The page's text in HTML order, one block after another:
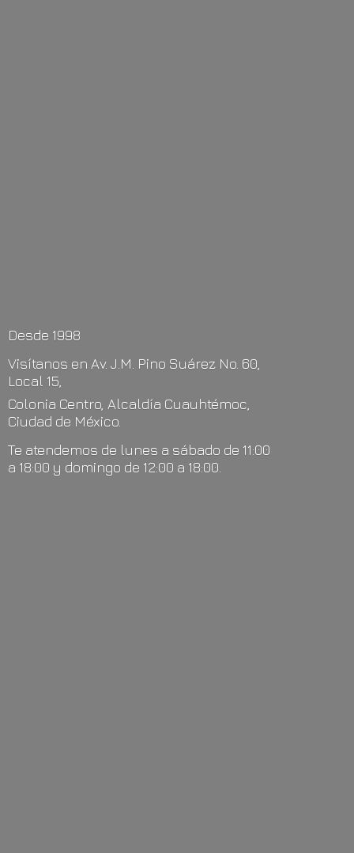
Desde 1998
Visítanos en Av. J.M. Pino Suárez No. 60,
Local 15,
Colonia Centro, Alcaldía Cuauhtémoc,
Ciudad de México.
Te atendemos de lunes a sábado de 11:00
a 18:00 y domingo de 12:00 a 18:00.